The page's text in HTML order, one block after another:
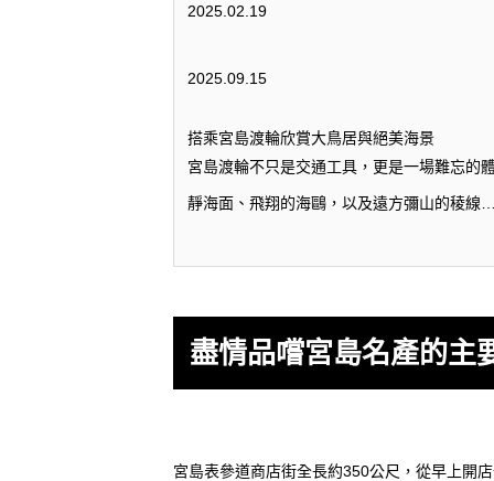
2025.02.19
2025.09.15
搭乘宮島渡輪欣賞大鳥居與絕美海景
宮島渡輪不只是交通工具，更是一場難忘的
靜海面、飛翔的海鷗，以及遠方彌山的稜線
盡情品嚐宮島名產的主
宮島表參道商店街全長約350公尺，從早上開